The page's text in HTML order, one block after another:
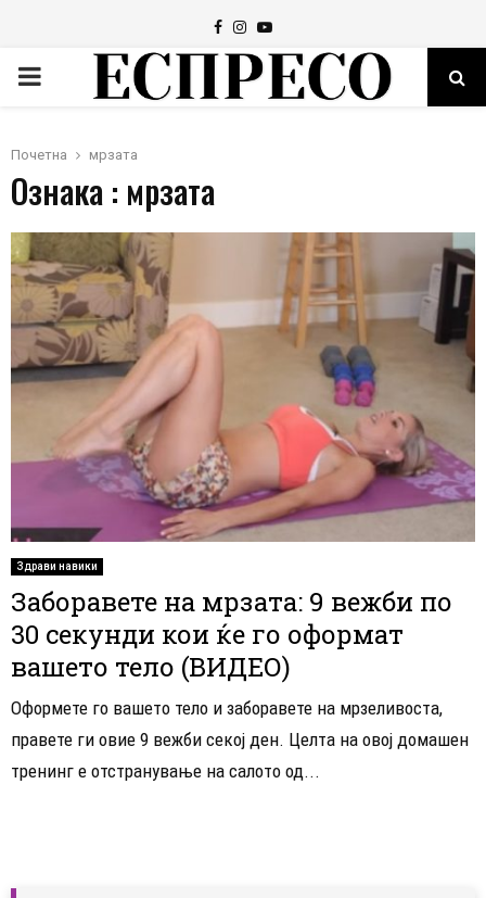
Facebook
Instagram
Youtube
PRIMARY
Почетна мрзата
Ознака : мрзата
Здрави навики
Заборавете на мрзата: 9 вежби по
30 секунди кои ќе го оформат
вашето тело (ВИДЕО)
Оформете го вашето тело и заборавете на мрзеливоста,
правете ги овие 9 вежби секој ден. Целта на овој домашен
тренинг е отстранување на салото од...